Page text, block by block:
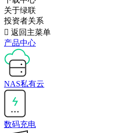
关于绿联
投资者关系
 返回主菜单
产品中心
NAS私有云
数码充电